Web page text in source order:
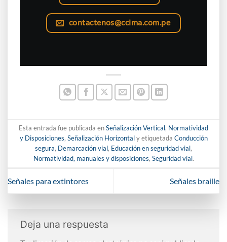
contactenos@ccima.com.pe
Esta entrada fue publicada enSeñalización Vertical, Normatividad
y Disposiciones, Señalización Horizontaly etiquetada Conducción
segura, Demarcación vial, Educación en seguridad vial,
Normatividad, manuales y disposiciones, Seguridad vial.
Señales para extintores Señales braille
Deja una respuesta